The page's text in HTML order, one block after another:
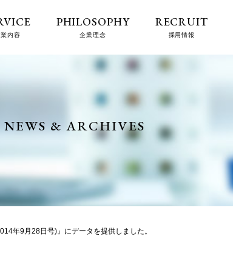
内容
PHILOSOPHY
企業理念
RECRUIT
採用情報
NEWS & ARCHIVES
年9月28日号)』にデータを提供しました。